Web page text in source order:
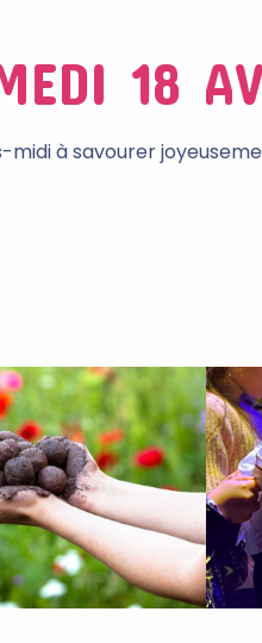
18
midi à savourer